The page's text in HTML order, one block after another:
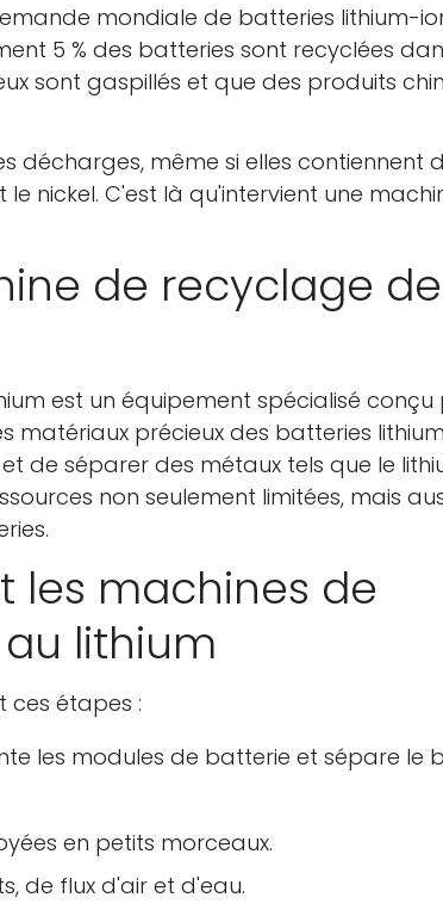
mondiale de batteries lithium-
5 % des batteries sont recyclées
sont gaspillés et que des produits
décharges, même si elles contiennent
nickel. C'est là qu'intervient une
de recyclage de
est un équipement spécialisé conçu
matériaux précieux des batteries
de séparer des métaux tels que le
non seulement limitées, mais
les machines de
lithium
ces étapes :
les modules de batterie et sépare le
en petits morceaux.
de flux d'air et d'eau.